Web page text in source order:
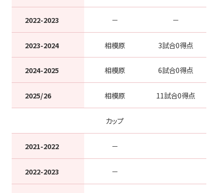
2022-2023 － －
2023-2024 相模原 3試合0得点
2024-2025 相模原 6試合0得点
2025/26 相模原 11試合0得点
カップ
2021-2022 －
2022-2023 －